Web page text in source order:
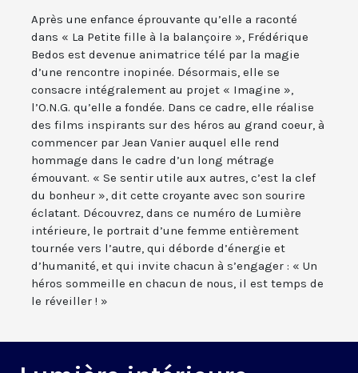
Après une enfance éprouvante qu’elle a raconté
dans « La Petite fille à la balançoire », Frédérique
Bedos est devenue animatrice télé par la magie
d’une rencontre inopinée. Désormais, elle se
consacre intégralement au projet « Imagine »,
l’O.N.G. qu’elle a fondée. Dans ce cadre, elle réalise
des films inspirants sur des héros au grand coeur, à
commencer par Jean Vanier auquel elle rend
hommage dans le cadre d’un long métrage
émouvant. « Se sentir utile aux autres, c’est la clef
du bonheur », dit cette croyante avec son sourire
éclatant. Découvrez, dans ce numéro de Lumière
intérieure, le portrait d’une femme entièrement
tournée vers l’autre, qui déborde d’énergie et
d’humanité, et qui invite chacun à s’engager : « Un
héros sommeille en chacun de nous, il est temps de
le réveiller ! »